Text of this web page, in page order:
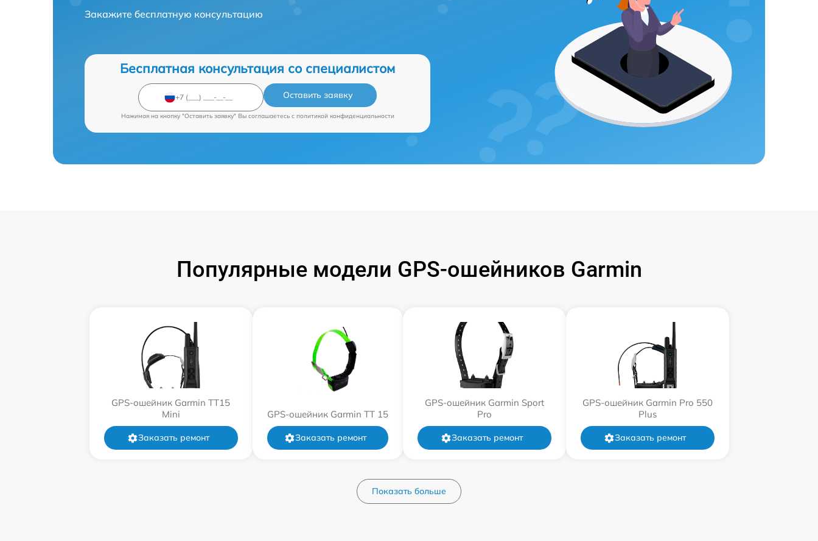
Закажите бесплатную консультацию
Бесплатная консультация со специалистом
Оставить заявку
Нажимая на кнопку "Оставить заявку" Вы соглашаетесь c политикой конфиденциальности
Популярные модели GPS-ошейников Garmin
GPS-ошейник Garmin TT15
Mini
Заказать ремонт
GPS-ошейник Garmin TT 15
Заказать ремонт
GPS-ошейник Garmin Sport
Pro
Заказать ремонт
GPS-ошейник Garmin Pro 550
Plus
Заказать ремонт
Показать больше